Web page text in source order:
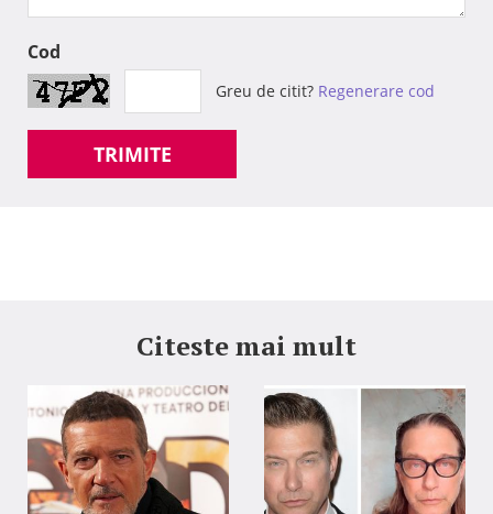
Cod
Greu de citit? Regenerare cod
TRIMITE
Citeste mai mult